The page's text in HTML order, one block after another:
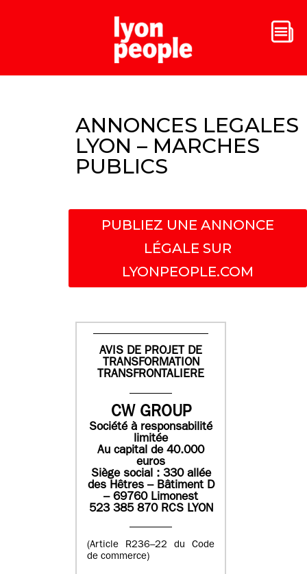
ANNONCES LEGALES
LYON – MARCHES
PUBLICS
PUBLIEZ UNE ANNONCE
LÉGALE SUR
LYONPEOPLE.COM
AVIS DE PROJET DE
TRANSFORMATION
TRANSFRONTALIERE
CW GROUP
Société à responsabilité
limitée
Au capital de 40.000
euros
Siège social : 330 allée
des Hêtres – Bâtiment D
– 69760 Limonest
523 385 870 RCS LYON
(Article R236–22 du Code
de commerce)